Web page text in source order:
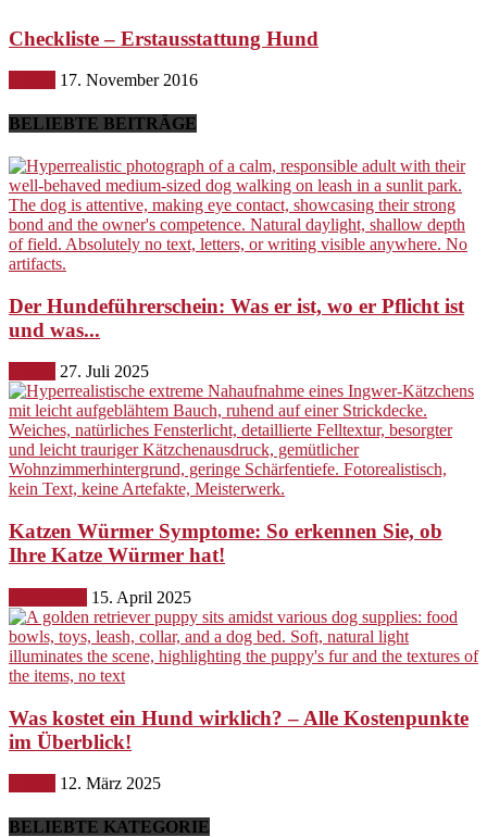
Checkliste – Erstausstattung Hund
17. November 2016
BELIEBTE BEITRÄGE
Der Hundeführerschein: Was er ist, wo er Pflicht ist
und was...
27. Juli 2025
Katzen Würmer Symptome: So erkennen Sie, ob
Ihre Katze Würmer hat!
15. April 2025
Was kostet ein Hund wirklich? – Alle Kostenpunkte
im Überblick!
12. März 2025
BELIEBTE KATEGORIE